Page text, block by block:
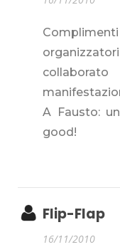
A Fausto:
good!
Flip-Flap
16/11/2010